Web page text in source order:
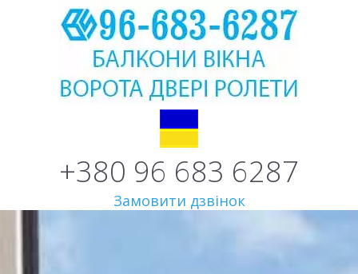
+380 96 683 6287
Замовити дзвінок